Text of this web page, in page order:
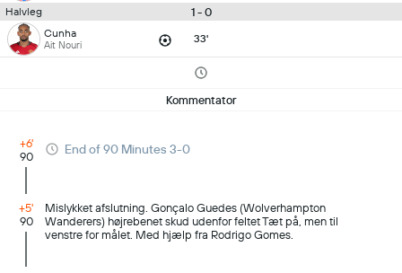
Halvleg 1 - 0
Cunha
Ait Nouri 33'
Kommentator
+6'
90
End of 90 Minutes 3-0
+5'
90
Mislykket afslutning. Gonçalo Guedes (Wolverhampton
Wanderers) højrebenet skud udenfor feltet Tæt på, men til
venstre for målet. Med hjælp fra Rodrigo Gomes.